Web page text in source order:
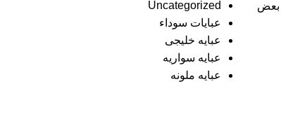
بعض
Uncategorized
عبايات سوداء
عبايه خليجى
عبايه سواريه
عبايه ملونه